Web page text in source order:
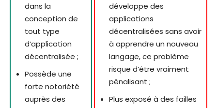
dans la
conception de
tout type
d’application
décentralisée ;
Possède une
forte notoriété
auprès des
développe des
applications
décentralisées sans avoir
à apprendre un nouveau
langage, ce problème
risque d’être vraiment
pénalisant ;
Plus exposé à des failles